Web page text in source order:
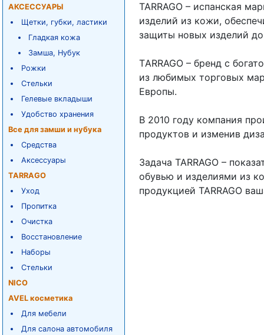
АКСЕССУАРЫ
Щетки, губки, ластики
Гладкая кожа
Замша, Нубук
Рожки
Стельки
Гелевые вкладыши
Удобство хранения
Все для замши и нубука
Средства
Аксессуары
TARRAGO
Уход
Пропитка
Очистка
Восстановление
Наборы
Стельки
NICO
AVEL косметика
Для мебели
Для салона автомобиля
TARRAGO – испанская
изделий из кожи,
защиты новых изделий
ТARRAGO – бренд с
из любимых торговых
Европы.
В 2010 году компания
продуктов и изменив
Задача TARRAGO –
обувью и изделиями из
продукцией TARRAGO